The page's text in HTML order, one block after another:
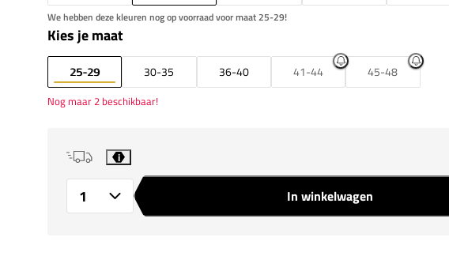
We hebben deze kleuren nog op voorraad voor maat 25-29!
Kies je maat
25-29 30-35 36-40 41-44 45-48
Nog maar 2 beschikbaar!
i
In winkelwagen